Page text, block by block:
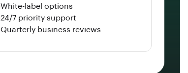
White-label options
24/7 priority support
Quarterly business reviews